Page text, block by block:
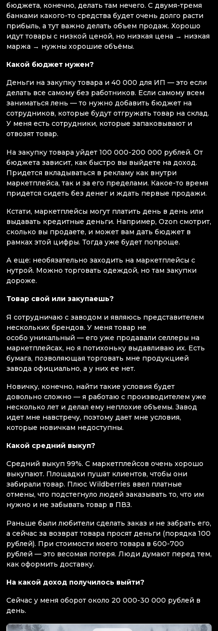
бюджета, конечно, делать там нечего. С двумя-тремя
банками какого-то средства будет очень долго расти
прибыль, а тут важно делать объем продаж. Хорошо
идут товары с низкой ценой, но низкая цена → низкая
маржа → нужны хорошие объёмы.
Какой бюджет нужен?
Деньги на закупку товара и 40 000 для ИП — это если
делать все самому без работников. Если самому всем
заниматься лень — то нужно добавить бюджет на
сотрудников, которые будут отгружать товар на склад.
У меня есть сотрудники, которые запаковывают и
отвозят товар.
На закупку товара уйдет 100 000-200 000 рублей. От
бюджета зависит, как быстро вы выйдете на доход.
Придется вкладываться в рекламу как внутри
маркетплейса, так и за его пределами. Какое-то время
придется сидеть без денег и ждать первые продажи.
Кстати, маркетплейсы могут платить день в день или
выдавать кредитные деньги. Например, Ozon смотрит,
сколько вы продаете, и может вам дать бюджет в
рамках этой цифры. Тогда уже будет попроще.
А еще: необязательно заходить на маркетплейсы с
нутрой. Можно торговать одеждой, но там закупки
дороже.
Товар свой или закупаешь?
Я сотрудничаю с заводом и являюсь представителем
нескольких брендов. У меня товар не
особо уникальный — его уже продавали селлеры на
маркетплейсах, но я потихоньку выдавливаю их. Есть
бумага, позволяющая торговать мне продукцией
завода официально, а у них ее нет.
Новичку, конечно, найти такие условия будет
довольно сложно — я работаю с производителем уже
несколько лет и делал ему неплохие объемы. Завод
идет мне навстречу, поэтому дает мне условия,
которые новичкам недоступны.
Какой средний выкуп?
Средний выкуп 99%. С маркетплейсов очень хорошо
выкупают. Площадки пушат клиентов, чтобы они
забирали товар. Плюс Wildberries ввел платные
отмены, что подстегнуло людей заказывать то, что им
нужно и не забывать товар в ПВЗ.
Раньше были любители сделать заказ и не забрать его,
а сейчас за возврат товара просят деньги (порядка 100
рублей). При стоимости моего товара в 600-700
рублей — это весомая потеря. Люди думают перед тем,
как оформить доставку.
На какой доход получилось выйти?
Сейчас у меня оборот около 20 000-30 000 рублей в
день.